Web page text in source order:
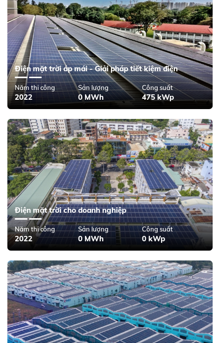
Điện mặt trời áp mái - Giải pháp tiết kiệm điện
Năm thi công
2022
Sản lượng
0 MWh
Công suất
475 kWp
Điện mặt trời cho doanh nghiệp
Năm thi công
2022
Sản lượng
0 MWh
Công suất
0 kWp